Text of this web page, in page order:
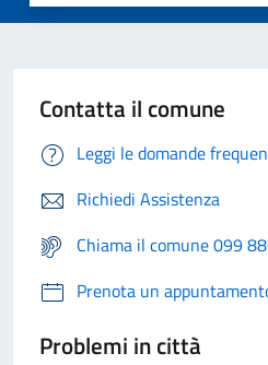
Contatta il comune
Leggi le domande
Richiedi Assistenza
Chiama il comune 099
Prenota un
Problemi in città